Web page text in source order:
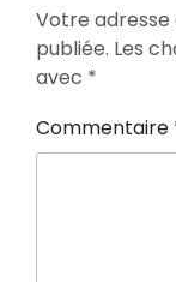
Votre adresse
publiée. Les
avec *
Commentaire